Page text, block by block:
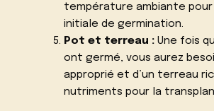
température ambiante pour
initiale de germination.
Pot et terreau :Une fois
ont germé, vous aurez
approprié et d’un terreau
nutriments pour la